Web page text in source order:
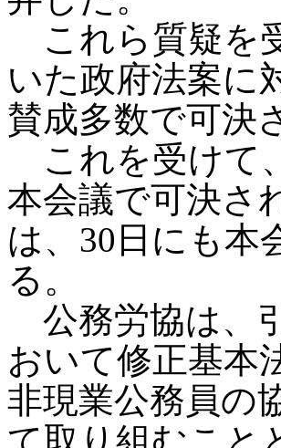
これら質疑を
いた政府法案に
賛成多数で可決
これを受けて
本会議で可決さ
は、30日にも本
る。
公務労協は、
おいて修正基本
非現業公務員の